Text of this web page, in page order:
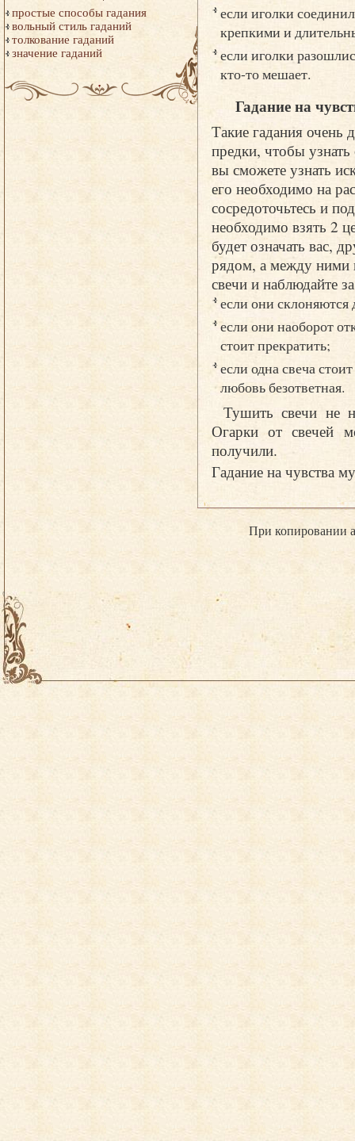
простые способы гадания
вольный стиль гаданий
толкование гаданий
значение гаданий
если иголки
крепкими и
если иголки
кто-то мешает.
Гадание на
Такие гадания очень
предки, чтобы
вы сможете узнать
его необходимо на
сосредоточьтесь и
необходимо взять 2
будет означать вас,
рядом, а между ними
свечи и наблюдайте
если они склоняются
если они наоборот
стоит прекратить;
если одна свеча
любовь безответная.
Тушить свечи не
Огарки от свечей
получили.
Гадание на чувства
При копировании